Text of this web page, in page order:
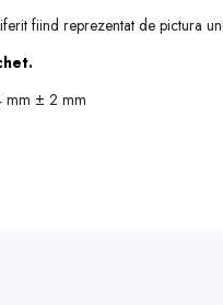
fiind reprezentat de pictura
± 2 mm